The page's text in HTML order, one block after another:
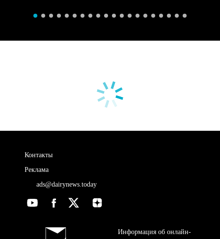
Контакты
Реклама
ads@dairynews.today
Информация об онлайн-